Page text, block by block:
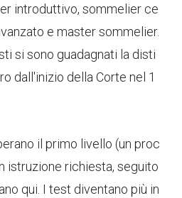
introduttivo, sommelier ce
e master sommelier.
si sono guadagnati la disti
dall'inizio della Corte nel 1
il primo livello (un proc
istruzione richiesta, seguito
qui. I test diventano più in